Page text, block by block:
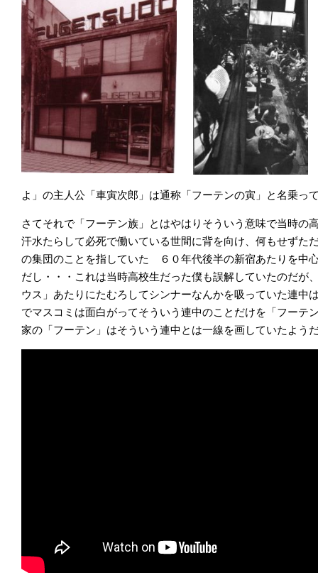
よ」の主人公「車寅次郎」は通称「フーテンの寅」と名乗っ
さてそれで「フーテン族」とはやはりそういう意味で当時の
汗水たらして必死で働いている世間に背を向け、何もせずた
の集団のことを指していた ６０年代後半の新宿あたりを中
だし・・・これは当時高校生だった僕も誤解していたのだが
ウス」あたりにたむろしてシンナーなんかを吸っていた連中
でマスコミは面白がってそういう連中のことだけを「フーテ
家の「フーテン」はそういう連中とは一線を画していたよう